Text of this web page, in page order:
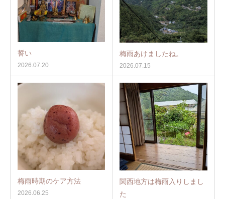
誓い
2026.07.20
梅雨あけましたね。
2026.07.15
梅雨時期のケア方法
2026.06.25
関西地方は梅雨入りしまし
た